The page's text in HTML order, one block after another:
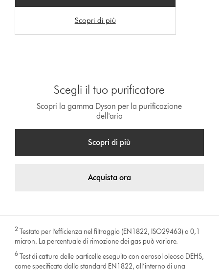
Scopri di più
Scegli il tuo purificatore
Scopri la gamma Dyson per la purificazione
dell'aria
Scopri di più
Acquista ora
2 Testato per l’efficienza nel filtraggio (EN1822, ISO29463) a 0,1
micron. La percentuale di rimozione dei gas può variare.
6 Test di cattura delle particelle eseguito con aerosol oleoso DEHS,
come specificato dallo standard EN1822, all’interno di una